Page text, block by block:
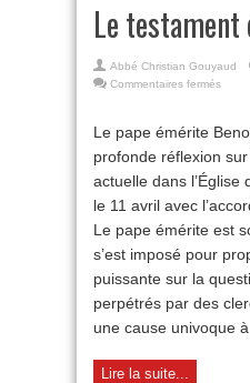
Le testament
Abbé Christian Gouyaud
Commentaires fermés
de
Le pape émérite
profonde réflexion
actuelle dans l’Église
le 11 avril avec
Le pape émérite est
s’est imposé pour
puissante sur la
perpétrés par des
une cause univoque à
Lire la suite...